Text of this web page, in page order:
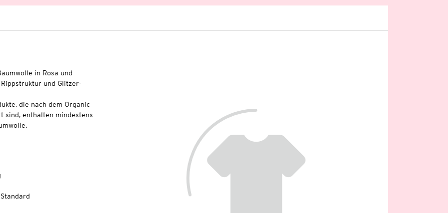
in Rosa und
und Glitzer-
die nach dem Organic
sind, enthalten mindestens